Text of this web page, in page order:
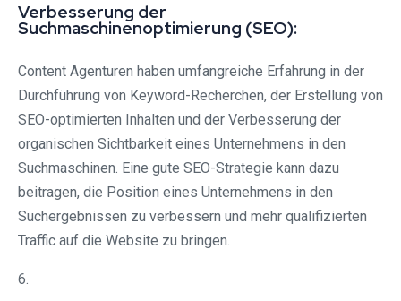
Verbesserung der
Suchmaschinenoptimierung (SEO):
Content Agenturen haben umfangreiche Erfahrung in der
Durchführung von Keyword-Recherchen, der Erstellung von
SEO-optimierten Inhalten und der Verbesserung der
organischen Sichtbarkeit eines Unternehmens in den
Suchmaschinen. Eine gute SEO-Strategie kann dazu
beitragen, die Position eines Unternehmens in den
Suchergebnissen zu verbessern und mehr qualifizierten
Traffic auf die Website zu bringen.
6.